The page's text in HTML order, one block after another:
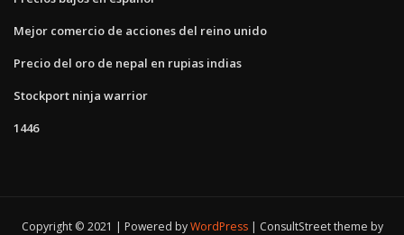
Mejor comercio de acciones del reino unido
Precio del oro de nepal en rupias indias
Stockport ninja warrior
1446
Copyright © 2021 | Powered byWordPress ConsultStreet theme by